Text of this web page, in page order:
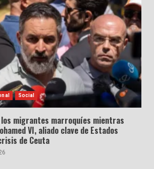
Social
migrantes marroquíes mientras
VI, aliado clave de Estados
de Ceuta